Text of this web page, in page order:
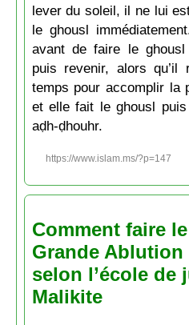
lever du soleil, il ne lui
le ghousl
avant de faire le
puis revenir, alors qu’il
temps pour accomplir la
et elle fait le ghousl
aḍh-ḍhouhr.
https://www.islam.ms/?p=147
Comment faire
Grande
selon l’école de
Malikite